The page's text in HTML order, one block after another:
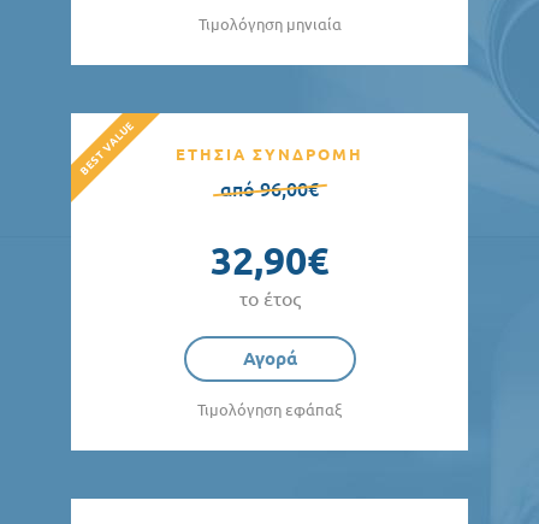
Τιμολόγηση μηνιαία
ΕΤΗΣΙΑ ΣΥΝΔΡΟΜΗ
από 96,00€
32,90€
το έτος
Αγορά
Τιμολόγηση εφάπαξ